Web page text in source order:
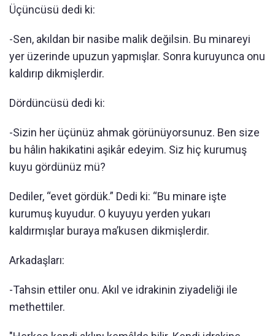
Üçüncüsü dedi ki:
-Sen, akıldan bir nasibe malik değilsin. Bu minareyi
yer üzerinde upuzun yapmışlar. Sonra kuruyunca onu
kaldırıp dikmişlerdir.
Dördüncüsü dedi ki:
-Sizin her üçünüz ahmak görünüyorsunuz. Ben size
bu hâlin hakikatini aşikâr edeyim. Siz hiç kurumuş
kuyu gördünüz mü?
Dediler, “evet gördük.” Dedi ki: “Bu minare işte
kurumuş kuyudur. O kuyuyu yerden yukarı
kaldırmışlar buraya ma’kusen dikmişlerdir.
Arkadaşları:
-Tahsin ettiler onu. Akıl ve idrakinin ziyadeliği ile
methettiler.